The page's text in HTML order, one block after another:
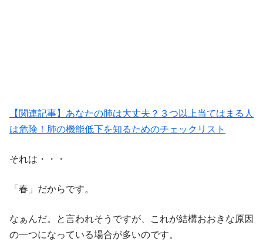
【関連記事】あなたの肺は大丈夫？３つ以上当てはまる人
は危険！肺の機能低下を知るためのチェックリスト
それは・・・
「春」だからです。
なぁんだ。と言われそうですが、これが結構おおきな原因
の一つになっている場合が多いのです。